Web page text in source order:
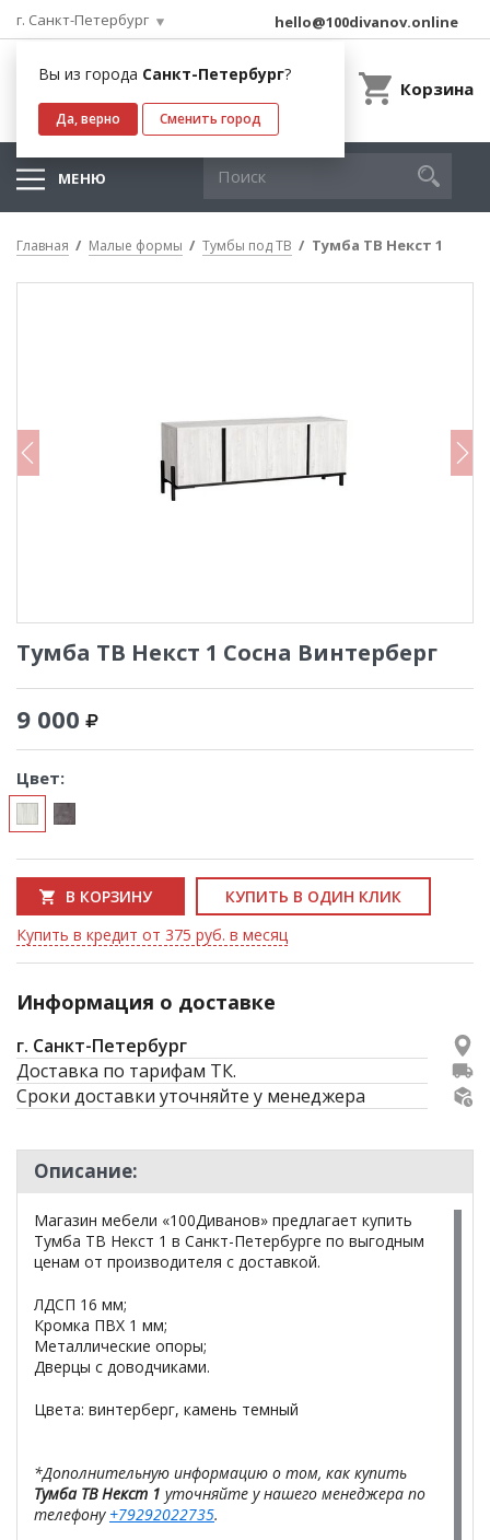
г. Санкт-Петербург
Вы из города Санкт-Петербург?
Да, верно Сменить город
hello@100divanov.online
Корзина
МЕНЮ
Главная Малые формы Тумбы под ТВ Тумба ТВ Некст 1
Тумба ТВ Некст 1 Сосна Винтерберг
9 000
Цвет:
В КОРЗИНУ
КУПИТЬ В ОДИН КЛИК
Купить в кредит от 375 руб. в месяц
Информация о доставке
г. Санкт-Петербург
Доставка по тарифам ТК.
Сроки доставки уточняйте у менеджера
Описание:
Магазин мебели «100Диванов» предлагает купить
Тумба ТВ Некст 1 в Санкт-Петербурге по выгодным
ценам от производителя с доставкой.
ЛДСП 16 мм;
Кромка ПВХ 1 мм;
Металлические опоры;
Дверцы с доводчиками.
Цвета: винтерберг, камень темный
*Дополнительную информацию о том, как купить
Тумба ТВ Некст 1 уточняйте у нашего менеджера по
телефону +79292022735.